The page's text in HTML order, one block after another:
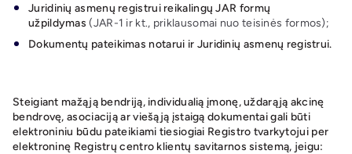
Juridinių asmenų registrui reikalingų JAR formų
užpildymas (JAR-1 ir kt., priklausomai nuo teisinės formos);
Dokumentų pateikimas notarui ir Juridinių asmenų registrui.
Steigiant mažąją bendriją, individualią įmonę, uždarąją akcinę
bendrovę, asociaciją ar viešąją įstaigą dokumentai gali būti
elektroniniu būdu pateikiami tiesiogiai Registro tvarkytojui per
elektroninę Registrų centro klientų savitarnos sistemą, jeigu: